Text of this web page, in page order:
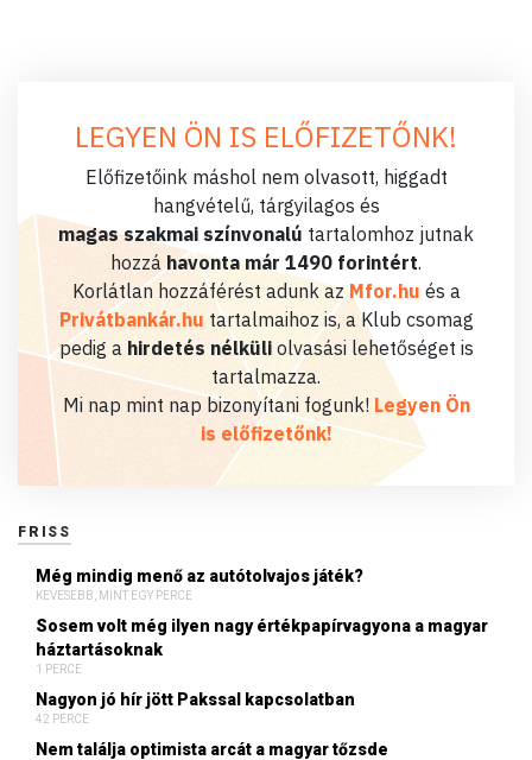
LEGYEN ÖN IS ELŐFIZETŐNK!
Előfizetőink máshol nem olvasott, higgadt
hangvételű, tárgyilagos és
magas szakmai színvonalú tartalomhoz jutnak
hozzá havonta már 1490 forintért.
Korlátlan hozzáférést adunk azMfor.hu és a
Privátbankár.hu tartalmaihoz is, a Klub csomag
pedig a hirdetés nélküliolvasási lehetőséget is
tartalmazza.
Mi nap mint nap bizonyítani fogunk! Legyen Ön
is előfizetőnk!
FRISS
Még mindig menő az autótolvajos játék?
KEVESEBB, MINT EGY PERCE
Sosem volt még ilyen nagy értékpapírvagyona a magyar
háztartásoknak
1 PERCE
Nagyon jó hír jött Pakssal kapcsolatban
42 PERCE
Nem találja optimista arcát a magyar tőzsde